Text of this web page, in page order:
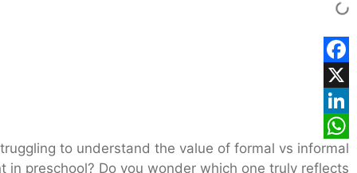
Facebook
X
LinkedIn
WhatsApp
to understand the value of formal vs informal
in preschool? Do you wonder which one truly reflects